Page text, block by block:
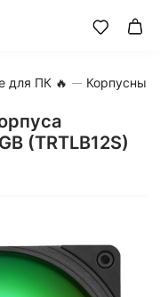
для ПК 🔥 Корпусные
(TRTLB12S)